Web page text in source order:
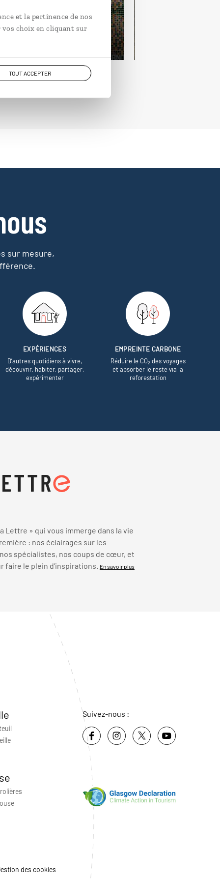
et la pertinence de nos
vos choix en cliquant sur
TOUT ACCEPTER
/ 7 nuits
sur mesure,
EXPÉRIENCES
D’autres quotidiens à vivre,
découvrir, habiter, partager,
expérimenter
EMPREINTE CARBONE
Réduire le CO2des voyages
et absorber le reste via la
reforestation
Lettre » qui vous immerge dans la vie
: nos éclairages sur les
spécialistes, nos coups de cœur, et
faire le plein d’inspirations. En savoir plus
Suivez-nous :
des cookies